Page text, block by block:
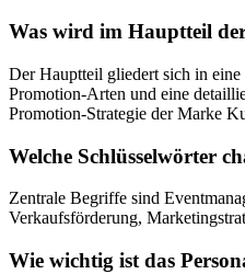
Was wird im Hauptteil
Der Hauptteil gliedert sich in
Promotion-Arten und eine
Promotion-Strategie der Marke
Welche Schlüsselwörter
Zentrale Begriffe sind
Verkaufsförderung,
Wie wichtig ist das